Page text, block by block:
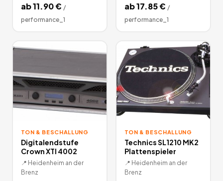
ab11.90€ /
performance_1
ab17.85€ /
performance_1
TON & BESCHALLUNG
Digitalendstufe
Crown XTI 4002
📍 Heidenheim an der
Brenz
TON & BESCHALLUNG
Technics SL1210 MK2
Plattenspieler
📍 Heidenheim an der
Brenz